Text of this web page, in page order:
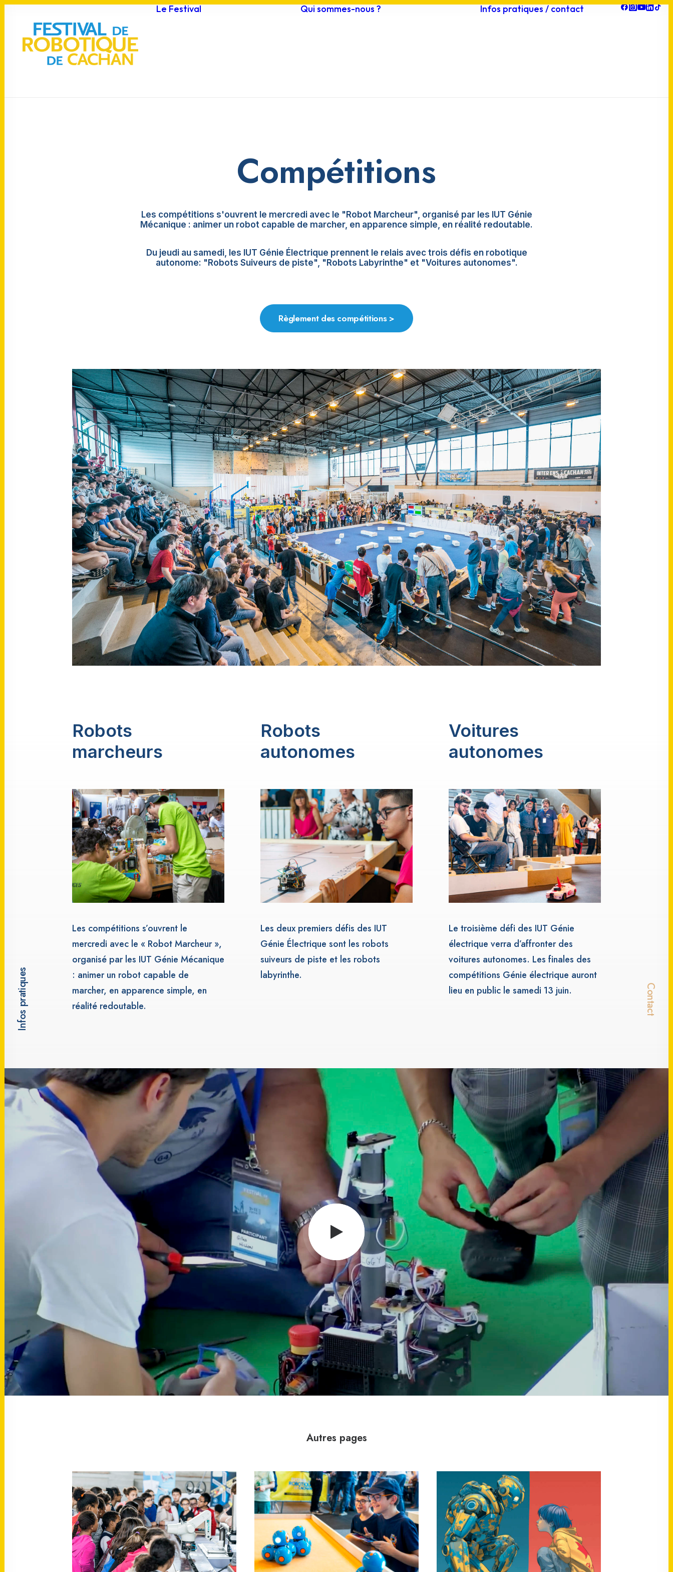
Le Festival Qui sommes-nous ? Infos pratiques / contact
Compétitions
Les compétitions s'ouvrent le mercredi avec le "Robot Marcheur", organisé par les IUT Génie
Mécanique : animer un robot capable de marcher, en apparence simple, en réalité redoutable.
Du jeudi au samedi, les IUT Génie Électrique prennent le relais avec trois défis en robotique
autonome: "Robots Suiveurs de piste", "Robots Labyrinthe" et "Voitures autonomes".
Règlement des compétitions >
Robots
marcheurs
Les compétitions s’ouvrent le
mercredi avec le « Robot Marcheur »,
organisé par les IUT Génie Mécanique
: animer un robot capable de
marcher, en apparence simple, en
réalité redoutable.
Robots
autonomes
Les deux premiers défis des IUT
Génie Électrique sont les robots
suiveurs de piste et les robots
labyrinthe.
Voitures
autonomes
Le troisième défi des IUT Génie
électrique verra d’affronter des
voitures autonomes. Les finales des
compétitions Génie électrique auront
lieu en public le samedi 13 juin.
Autres pages
Infos pratiques Contact